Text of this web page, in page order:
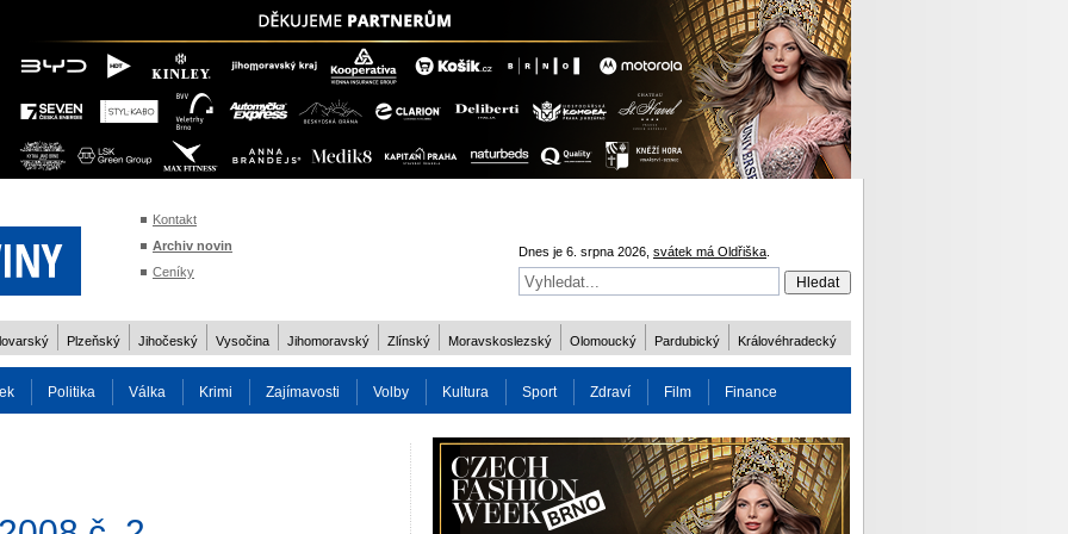
Kontakt
Archiv novin
Ceníky
Dnes je 6. srpna 2026, svátek má Oldřiška
Plzeňský Jihočeský Vysočina Jihomoravský Zlínský Moravskoslezský Olomoucký Pardubický Královéhradecký
Politika Válka Krimi Zajímavosti Volby Kultura Sport Zdraví Film Finance
Charita Osobnost Více ODM 2016